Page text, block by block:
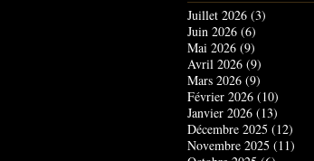
Juillet 2026 (3)
Juin 2026 (6)
Mai 2026 (9)
Avril 2026 (9)
Mars 2026 (9)
Février 2026 (10)
Janvier 2026 (13)
Décembre 2025 (12)
Novembre 2025 (11)